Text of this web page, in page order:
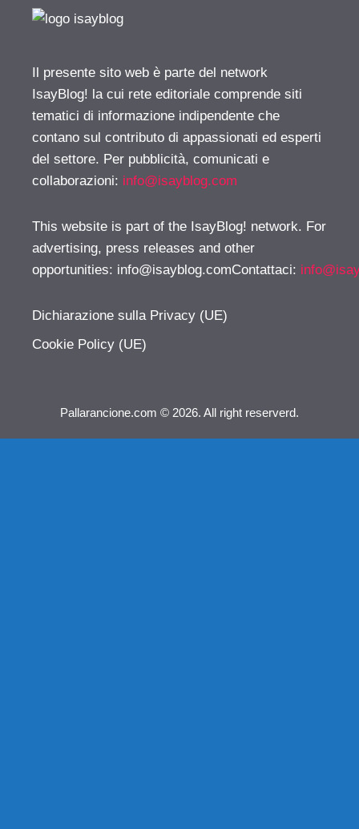
Il presente sito web è parte del network
IsayBlog! la cui rete editoriale comprende siti
tematici di informazione indipendente che
contano sul contributo di appassionati ed esperti
del settore. Per pubblicità, comunicati e
collaborazioni: info@isayblog.com
This website is part of the IsayBlog! network. For
advertising, press releases and other
opportunities: info@isayblog.comContattaci:
Dichiarazione sulla Privacy (UE)
Cookie Policy (UE)
Pallarancione.com © 2026. All right reserverd.